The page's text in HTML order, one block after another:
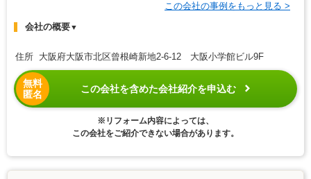
この会社の事例をもっと見る >
会社の概要▼
住所 大阪府大阪市北区曾根崎新地2-6-12 大阪小学館ビル9F
無料
匿名
この会社を含めた会社紹介を申込む
※リフォーム内容によっては、
この会社をご紹介できない場合があります。